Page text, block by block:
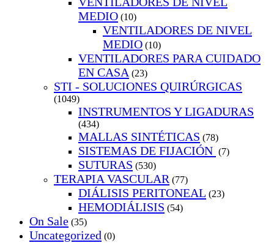
MEDIO (10)
VENTILADORES DE NIVEL
MEDIO (10)
VENTILADORES PARA CUIDADO
EN CASA (23)
STI - SOLUCIONES QUIRÚRGICAS
(1049)
INSTRUMENTOS Y LIGADURAS
(434)
MALLAS SINTÉTICAS (78)
SISTEMAS DE FIJACIÓN (7)
SUTURAS (530)
TERAPIA VASCULAR (77)
DIÁLISIS PERITONEAL (23)
HEMODIÁLISIS (54)
On Sale (35)
Uncategorized (0)